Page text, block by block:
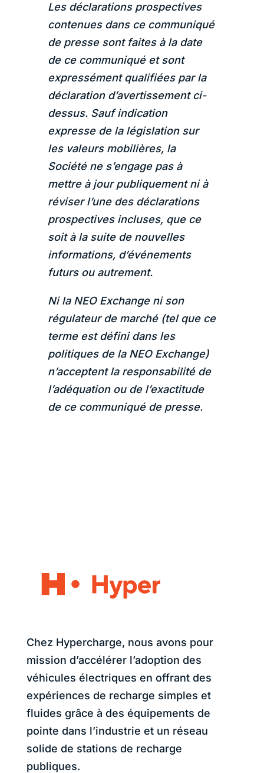
Les déclarations prospectives
contenues dans ce communiqué
de presse sont faites à la date
de ce communiqué et sont
expressément qualifiées par la
déclaration d’avertissement ci-
dessus. Sauf indication
expresse de la législation sur
les valeurs mobilières, la
Société ne s’engage pas à
mettre à jour publiquement ni à
réviser l’une des déclarations
prospectives incluses, que ce
soit à la suite de nouvelles
informations, d’événements
futurs ou autrement.
Ni la NEO Exchange ni son
régulateur de marché (tel que ce
terme est défini dans les
politiques de la NEO Exchange)
n’acceptent la responsabilité de
l’adéquation ou de l’exactitude
de ce communiqué de presse.
Chez Hypercharge, nous avons pour
mission d’accélérer l’adoption des
véhicules électriques en offrant des
expériences de recharge simples et
fluides grâce à des équipements de
pointe dans l’industrie et un réseau
solide de stations de recharge
publiques.